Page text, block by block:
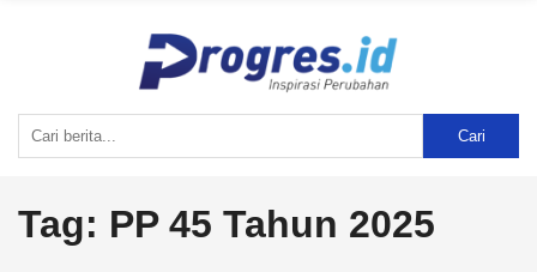
Cari
Tag: PP 45 Tahun 2025